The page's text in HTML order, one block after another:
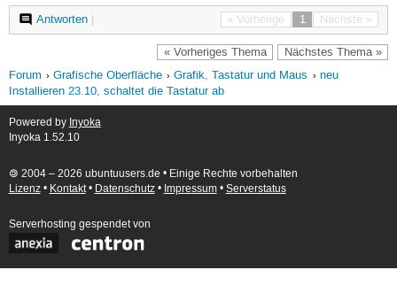
« Vorherige 1 Nächste »
Antworten|
« Vorheriges Thema Nächstes Thema »
Forum Grafische Oberfläche Grafik, Tastatur und Maus
neu
Installieren 23.10, schaltet die Tastatur ab
Powered by Inyoka
Inyoka 1.52.10
🄯 2004 – 2026 ubuntuusers.de • Einige Rechte vorbehalten
Lizenz• Kontakt• Datenschutz• Impressum• Serverstatus
Serverhosting gespendet von